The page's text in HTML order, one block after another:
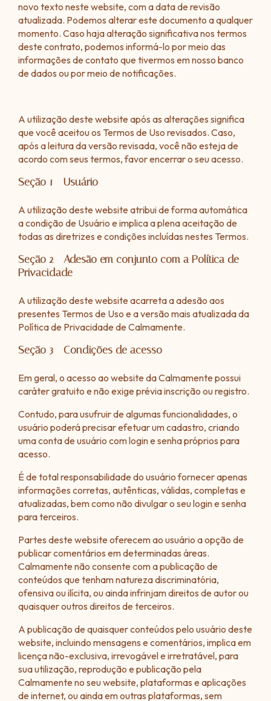
novo texto neste website, com a data de revisão
atualizada. Podemos alterar este documento a qualquer
momento. Caso haja alteração significativa nos termos
deste contrato, podemos informá-lo por meio das
informações de contato que tivermos em nosso banco
de dados ou por meio de notificações.
A utilização deste website após as alterações significa
que você aceitou os Termos de Uso revisados. Caso,
após a leitura da versão revisada, você não esteja de
acordo com seus termos, favor encerrar o seu acesso.
Seção 1 - Usuário
A utilização deste website atribui de forma automática
a condição de Usuário e implica a plena aceitação de
todas as diretrizes e condições incluídas nestes Termos.
Seção 2 - Adesão em conjunto com a Política de
Privacidade
A utilização deste website acarreta a adesão aos
presentes Termos de Uso e a versão mais atualizada da
Política de Privacidade de Calmamente.
Seção 3 - Condições de acesso
Em geral, o acesso ao website da Calmamente possui
caráter gratuito e não exige prévia inscrição ou registro.
Contudo, para usufruir de algumas funcionalidades, o
usuário poderá precisar efetuar um cadastro, criando
uma conta de usuário com login e senha próprios para
acesso.
É de total responsabilidade do usuário fornecer apenas
informações corretas, autênticas, válidas, completas e
atualizadas, bem como não divulgar o seu login e senha
para terceiros.
Partes deste website oferecem ao usuário a opção de
publicar comentários em determinadas áreas.
Calmamente não consente com a publicação de
conteúdos que tenham natureza discriminatória,
ofensiva ou ilícita, ou ainda infrinjam direitos de autor ou
quaisquer outros direitos de terceiros.
A publicação de quaisquer conteúdos pelo usuário deste
website, incluindo mensagens e comentários, implica em
licença não-exclusiva, irrevogável e irretratável, para
sua utilização, reprodução e publicação pela
Calmamente no seu website, plataformas e aplicações
de internet, ou ainda em outras plataformas, sem